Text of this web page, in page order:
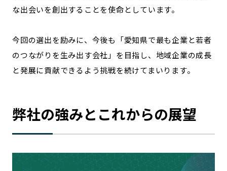
な出会いを創出することを使命としています。
今回の選出を励みに、今後も「愛知県で最も企業と若者
のつながりを生み出す会社」を目指し、地域企業の成長
と発展に貢献できるよう挑戦を続けてまいります。
弊社の強みとこれからの展望